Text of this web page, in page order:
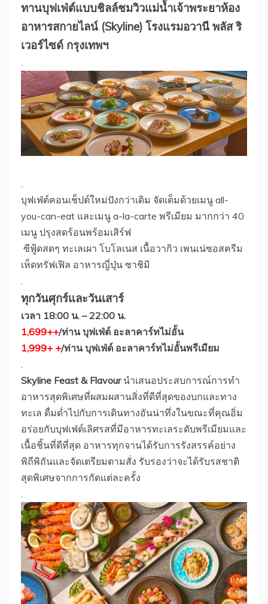
ทานบุฟเฟ่ต์แบบชิลล์ชมวิวแม่น้ำเจ้าพระยาห้อง
อาหารสกายไลน์ (Skyline) โรงแรมอวานี พลัส ริ
เวอร์ไซด์ กรุงเทพฯ
.
.
บุฟเฟ่ต์คอนเช็ปต์ใหม่ปังกว่าเดิม จัดเต็มด้วยเมนู all-
you-can-eat และเมนู a-la-carte พรีเมียม มากกว่า 40
เมนู ปรุงสดร้อนพร้อมเสิร์ฟ
ซีฟู้ดสดๆ ทะเลเผา โบโลเนส เนื้อวากิว เพนเน่ซอสครีม
เห็ดทรัฟเฟิล อาหารญี่ปุ่น ซาชิมิ
.
ทุกวันศุกร์และวันเสาร์
เวลา 18:00 น. – 22:00 น.
1,699++/ท่าน บุฟเฟ่ต์ อะลาคาร์ทไม่อั้น
1,999+ +/ท่าน บุฟเฟ่ต์ อะลาคาร์ทไม่อั้นพรีเมียม
.
Skyline Feast & Flavourนำเสนอประสบการณ์การทำ
อาหารสุดพิเศษที่ผสมผสานสิ่งที่ดีที่สุดของบกและทาง
ทะเล ดื่มด่ำไปกับการเดินทางอันน่าทึ่งในขณะที่คุณอิ่ม
อร่อยกับบุฟเฟ่ต์เลิศรสที่มีอาหารทะเลระดับพรีเมียมและ
เนื้อชิ้นที่ดีที่สุด อาหารทุกจานได้รับการรังสรรค์อย่าง
พิถีพิถันและจัดเตรียมตามสั่ง รับรองว่าจะได้รับรสชาติ
สุดพิเศษจากการกัดแต่ละครั้ง
.